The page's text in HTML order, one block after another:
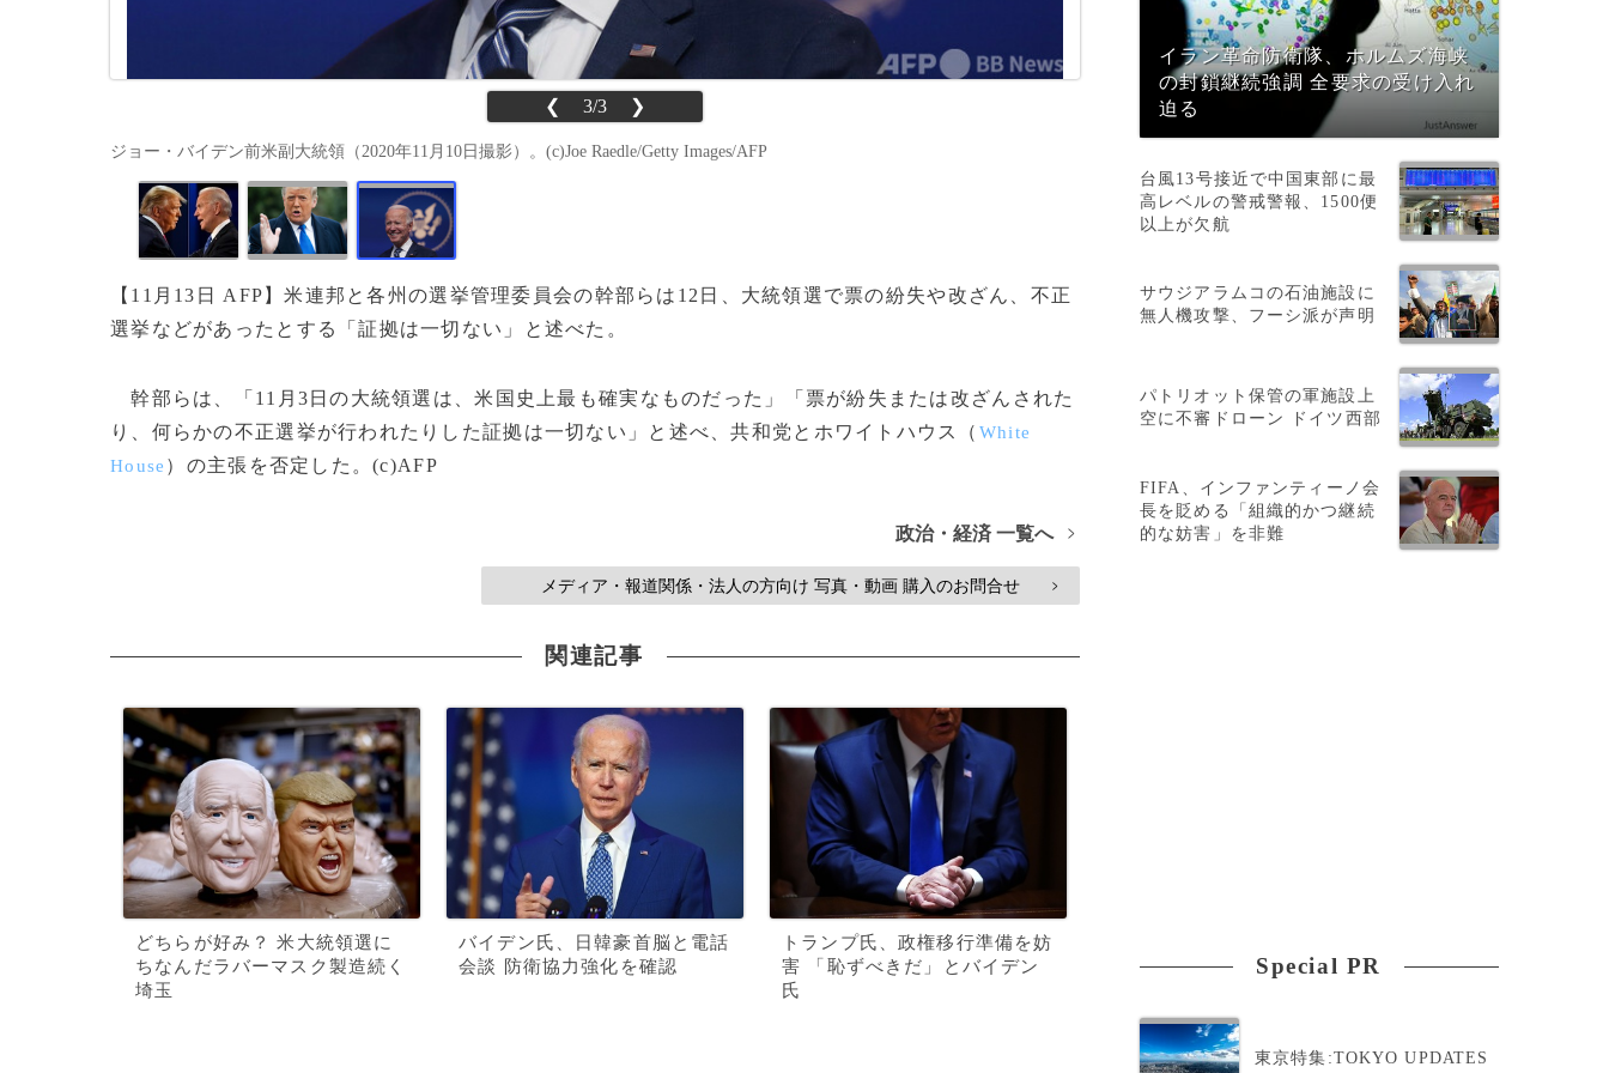
❮ 3/3 ❯
ジョー・バイデン前米副大統領（2020年11月10日撮影）。(c)Joe Raedle/Getty Images/AFP
【11月13日 AFP】米連邦と各州の選挙管理委員会の幹部らは12日、大統領選で票の紛失や改ざん、不正
選挙などがあったとする「証拠は一切ない」と述べた。
幹部らは、「11月3日の大統領選は、米国史上最も確実なものだった」「票が紛失または改ざんされた
り、何らかの不正選挙が行われたりした証拠は一切ない」と述べ、共和党とホワイトハウス（ White
House ）の主張を否定した。(c)AFP
政治・経済 一覧へ >
メディア・報道関係・法人の方向け 写真・動画 購入のお問合せ >
関連記事
どちらが好み？ 米大統領選に
ちなんだラバーマスク製造続く
埼玉
バイデン氏、日韓豪首脳と電話
会談 防衛協力強化を確認
トランプ氏、政権移行準備を妨
害 「恥ずべきだ」とバイデン
氏
イラン革命防衛隊、ホルムズ海峡
の封鎖継続強調 全要求の受け入れ
迫る
台風13号接近で中国東部に最
高レベルの警戒警報、1500便
以上が欠航
サウジアラムコの石油施設に
無人機攻撃、フーシ派が声明
パトリオット保管の軍施設上
空に不審ドローン ドイツ西部
FIFA、インファンティーノ会
長を貶める「組織的かつ継続
的な妨害」を非難
Special PR
東京特集:TOKYO UPDATES